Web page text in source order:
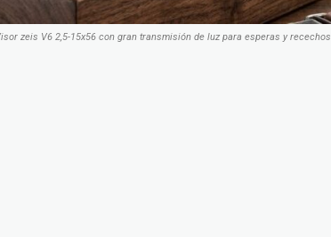
zeis V6 2,5-15x56 con gran transmisión de luz para esperas y recechos